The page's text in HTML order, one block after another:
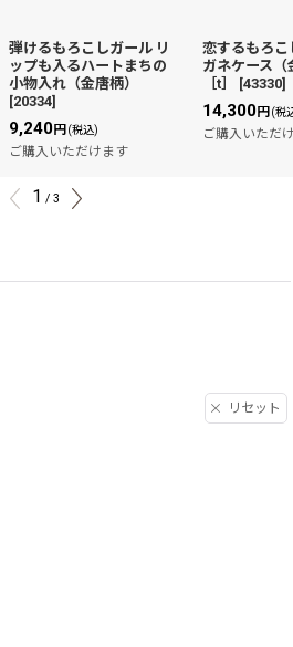
弾けるもろこしガール リ
ップも入るハートまちの
小物入れ（金唐柄）
[20334]
9,240円(税込)
ご購入いただけます
恋するもろこ
ガネケース（
［t］
[43330]
14,300円(税
ご購入いただ
1 / 3
リセット